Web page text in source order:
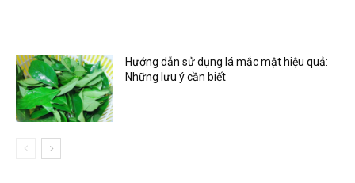
Hướng dẫn sử dụng lá mắc mật hiệu quả:
Những lưu ý cần biết